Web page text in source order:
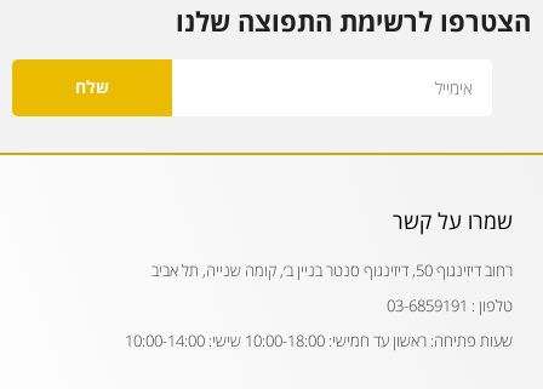
הצטרפו לרשימת התפוצה שלנו
שלח
שמרו על קשר
רחוב דיזינגוף 50, דיזינגוף סנטר בניין ב׳, קומה שנייה, תל אביב
טלפון : 03-6859191
שעות פתיחה: ראשון עד חמישי: 10:00-18:00 שישי: 10:00-14:00